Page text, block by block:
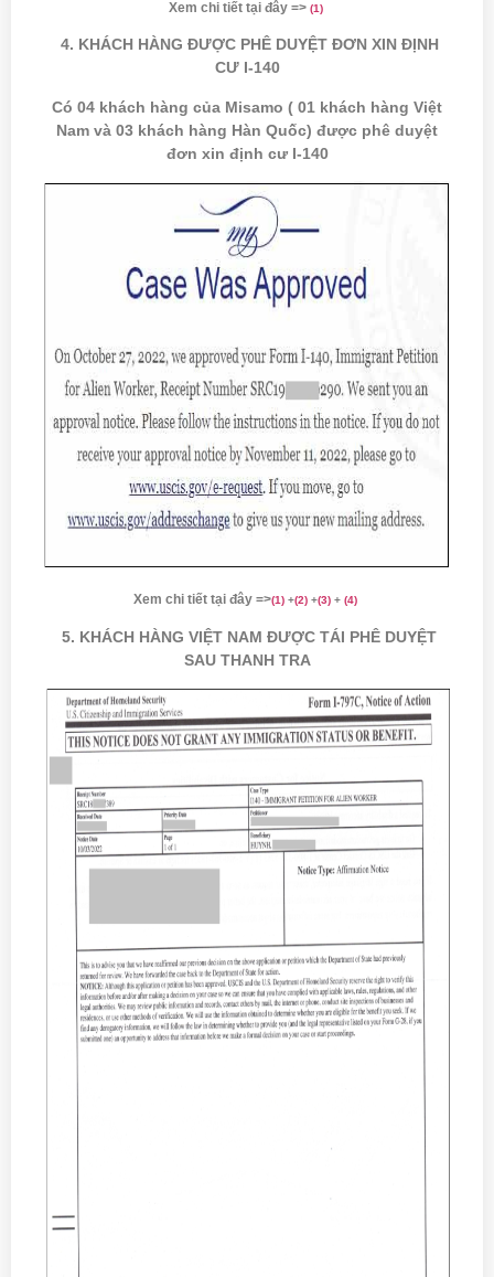
Xem chi tiết tại đây => (1)
4. KHÁCH HÀNG ĐƯỢC PHÊ DUYỆT ĐƠN XIN ĐỊNH
CƯ I-140
Có 04 khách hàng của Misamo ( 01 khách hàng Việt
Nam và 03 khách hàng Hàn Quốc) được phê duyệt
đơn xin định cư I-140
Xem chi tiết tại đây =>(1) +(2) +(3) + (4)
5. KHÁCH HÀNG VIỆT NAM ĐƯỢC TÁI PHÊ DUYỆT
SAU THANH TRA